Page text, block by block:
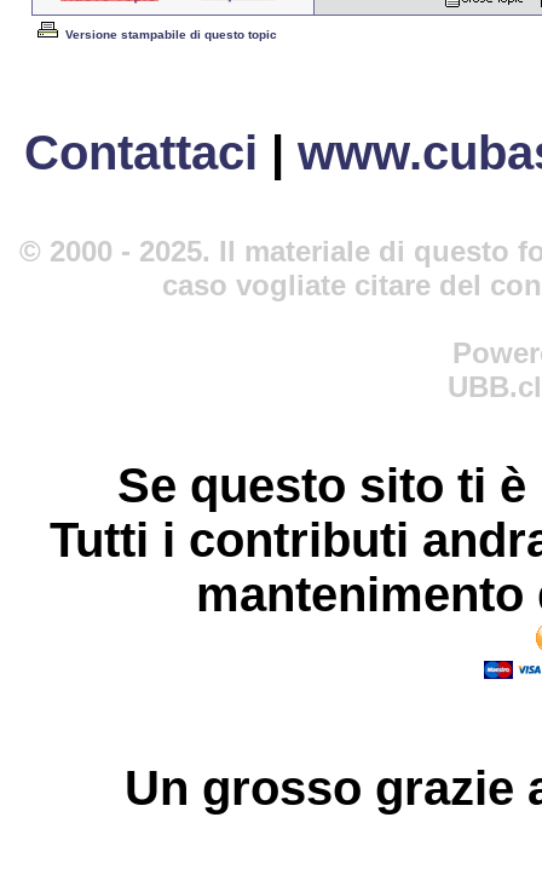
Versione stampabile di questo topic
Contattaci |
© 2000 - 2025. Il materiale di questo
caso vogliate citare del
Se questo sito ti
Tutti i contributi
Un grosso grazie